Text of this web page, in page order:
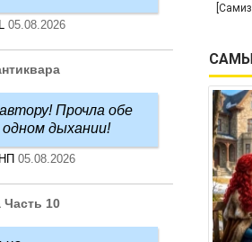
L 05.08.2026
Прочла обе
дыхании!
НП 05.08.2026
Часть 10